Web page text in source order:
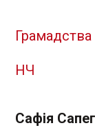
Грамадства
НЧ
Сафія